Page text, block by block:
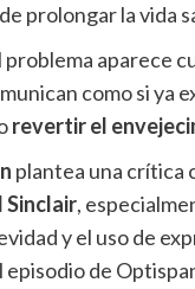
prolongar la vida
aparece
como si ya
revertir el
plantea una crítica
Sinclair,
y el uso de
de